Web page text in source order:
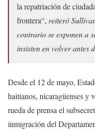
la repatriación de
frontera“, reiteró
contrario se exponen a
insisten en volver antes
Desde el 12 de mayo,
haitianos, nicaragüenses y
rueda de prensa el
inmigración del